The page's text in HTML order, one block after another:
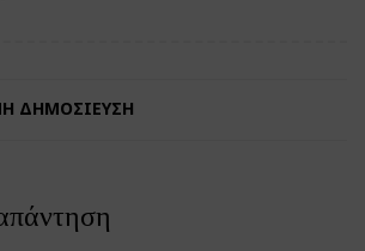
ΔΗΜΟΣΊΕΥΣΗ